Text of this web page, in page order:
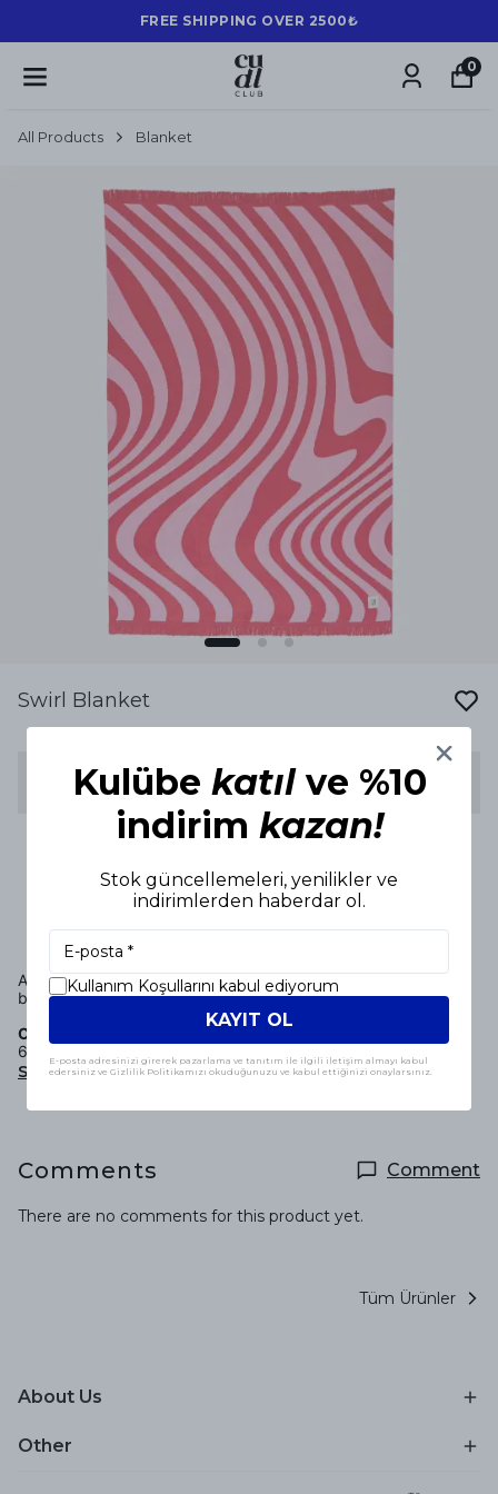
FREE SHIPPING OVER 2500₺
0
All Products Blanket
Swirl Blanket
Notify Me When Back In Stock
FREE SHIPPING OVER 2500 TL
Product Description
A warm cotton blend blanket, contemporary and chic for
bedroom or living room decor.
Composition:
60% Cotton
Show More
Comments Comment
There are no comments for this product yet.
Tüm Ürünler
About Us
Other
Kulübe katılve %10
indirim kazan!
Stok güncellemeleri, yenilikler ve
indirimlerden haberdar ol.
Kullanım Koşullarını kabul ediyorum
KAYIT OL
E-posta adresinizi girerek pazarlama ve tanıtım ile ilgili iletişim almayı kabul
edersiniz ve Gizlilik Politikamızı okuduğunuzu ve kabul ettiğinizi onaylarsınız.